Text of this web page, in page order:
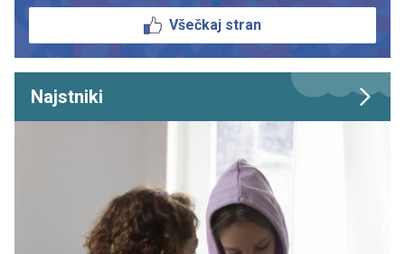
Všečkaj stran
Najstniki